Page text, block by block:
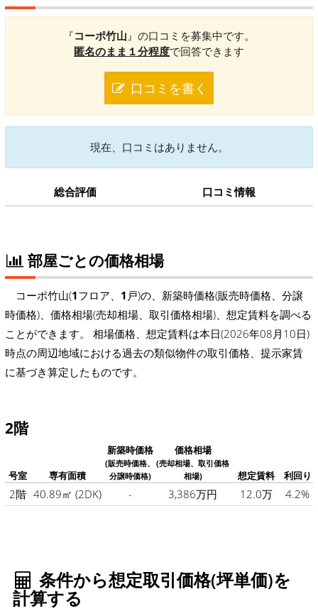
『コーポ竹山 』の口コミを募集中です。
匿名のまま１分程度で回答できます
口コミを書く
現在、口コミはありません。
総合評価 口コミ情報
部屋ごとの価格相場
コーポ竹山(1フロア、 1 戸)の、新築時価格(販売時価格、分譲
時価格)、価格相場(売却相場、取引価格相場)、想定賃料を調べる
ことができます。 相場価格、想定賃料は本日(2026年08月10日)
時点の周辺地域における過去の類似物件の取引価格、提示家賃
に基づき算定したものです。
2階
号室 専有面積
新築時価格
(販売時価格、
分譲時価格)
価格相場
(売却相場、取引価格
相場)
想定賃料 利回り
2階 40.89㎡ (2DK) - 3,386万円 12.0万 4.2%
条件から想定取引価格(坪単価)を
計算する